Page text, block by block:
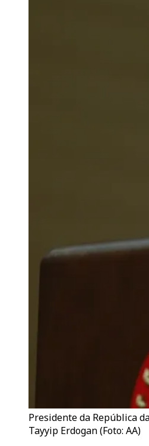
Presidente da República
Tayyip Erdogan (Foto: AA)